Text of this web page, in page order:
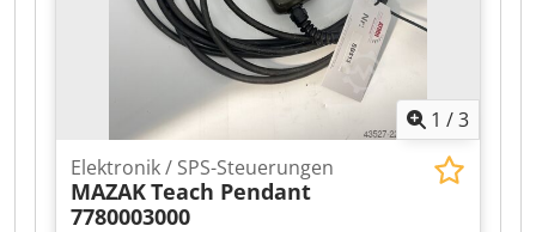
1 /3
Elektronik / SPS-Steuerungen
MAZAKTeach Pendant
7780003000